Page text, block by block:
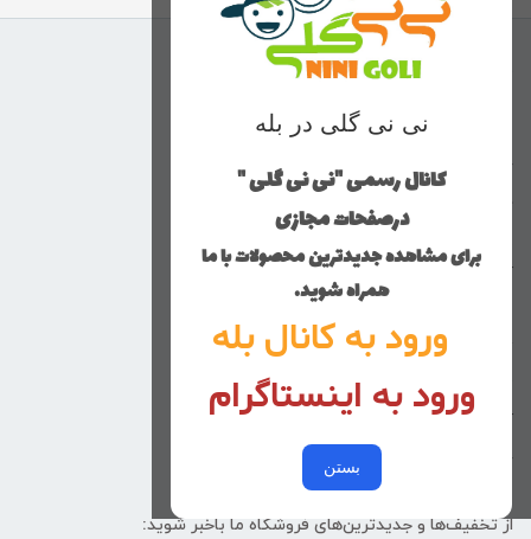
نی نی گلی در بله
کانال رسمی "نی نی گلی "
درصفحات مجازی
برای مشاهده جدیدترین محصولات با ما
همراه شوید.
ورود به کانال بله
ورود به اینستاگرام
بستن
منوی وب‌سایت
خانه
کوچولوهای نی نی گلی
تماس با ما
کد پیگیری سفارشات
خرید عمده
از تخفیف‌ها و جدیدترین‌های فروشگاه ما باخبر شوید: